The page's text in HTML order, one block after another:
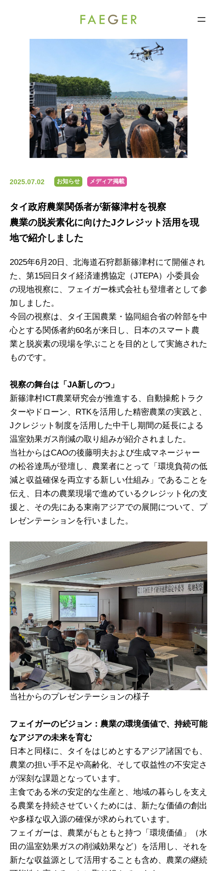
2025.07.02 お知らせ メディア掲載
タイ政府農業関係者が新篠津村を視察
農業の脱炭素化に向けたJクレジット活用を現
地で紹介しました
2025年6月20日、北海道石狩郡新篠津村にて開催され
た、第15回日タイ経済連携協定（JTEPA）小委員会
の現地視察に、フェイガー株式会社も登壇者として参
加しました。
今回の視察は、タイ王国農業・協同組合省の幹部を中
心とする関係者約60名が来日し、日本のスマート農
業と脱炭素の現場を学ぶことを目的として実施された
ものです。
視察の舞台は「JA新しのつ」
新篠津村ICT農業研究会が推進する、自動操舵トラク
ターやドローン、RTKを活用した精密農業の実践と、
Jクレジット制度を活用した中干し期間の延長による
温室効果ガス削減の取り組みが紹介されました。
当社からはCAOの後藤明夫および生成マネージャー
の松谷達馬が登壇し、農業者にとって「環境負荷の低
減と収益確保を両立する新しい仕組み」であることを
伝え、日本の農業現場で進めているクレジット化の支
援と、その先にある東南アジアでの展開について、プ
レゼンテーションを行いました。
当社からのプレゼンテーションの様子
フェイガーのビジョン：農業の環境価値で、持続可能
なアジアの未来を育む
日本と同様に、タイをはじめとするアジア諸国でも、
農業の担い手不足や高齢化、そして収益性の不安定さ
が深刻な課題となっています。
主食である米の安定的な生産と、地域の暮らしを支え
る農業を持続させていくためには、新たな価値の創出
や多様な収入源の確保が求められています。
フェイガーは、農業がもともと持つ「環境価値」（水
田の温室効果ガスの削減効果など）を活用し、それを
新たな収益源として活用することも含め、農業の継続